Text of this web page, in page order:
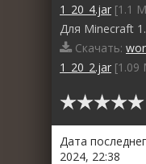
1_20_4.jar [1.1
Для Minecraft
Скачать:
1_20_2.jar [1.09
Дата
2024, 22:38